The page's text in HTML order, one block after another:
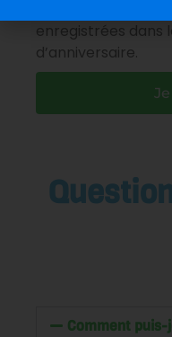
enregistrées dans
d’anniversaire.
Comment puis-